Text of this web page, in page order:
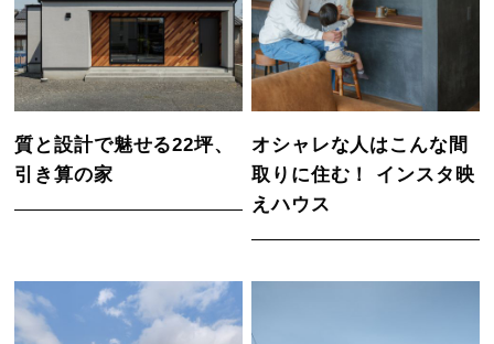
質と設計で魅せる22坪、
引き算の家
オシャレな人はこんな間
取りに住む！ インスタ映
えハウス